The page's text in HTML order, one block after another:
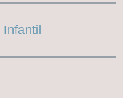
Infantil